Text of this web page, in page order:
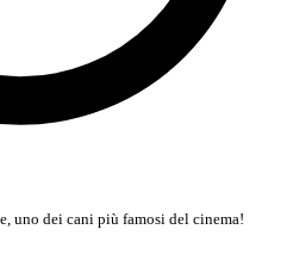
uno dei cani più famosi del cinema!